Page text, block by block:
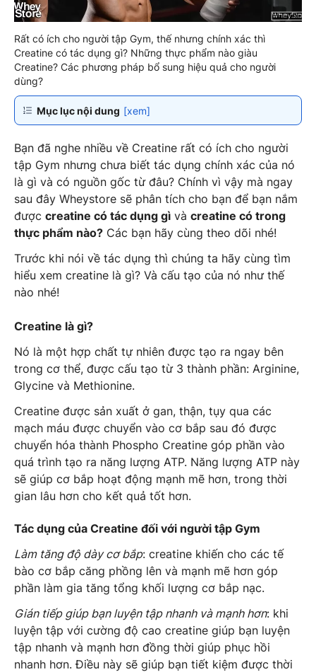
Rất có ích cho người tập Gym, thế nhưng chính xác thì
Creatine có tác dụng gì? Những thực phẩm nào giàu
Creatine? Các phương pháp bổ sung hiệu quả cho người
dùng?
Mục lục nội dung [xem]
Bạn đã nghe nhiều về Creatine rất có ích cho người
tập Gym nhưng chưa biết tác dụng chính xác của nó
là gì và có nguồn gốc từ đâu? Chính vì vậy mà ngay
sau đây Wheystore sẽ phân tích cho bạn để bạn nắm
được creatine có tác dụng gì và creatine có trong
thực phẩm nào? Các bạn hãy cùng theo dõi nhé!
Trước khi nói về tác dụng thì chúng ta hãy cùng tìm
hiểu xem creatine là gì? Và cấu tạo của nó như thế
nào nhé!
Creatine là gì?
Nó là một hợp chất tự nhiên được tạo ra ngay bên
trong cơ thể, được cấu tạo từ 3 thành phần: Arginine,
Glycine và Methionine.
Creatine được sản xuất ở gan, thận, tụy qua các
mạch máu được chuyển vào cơ bắp sau đó được
chuyển hóa thành Phospho Creatine góp phần vào
quá trình tạo ra năng lượng ATP. Năng lượng ATP này
sẽ giúp cơ bắp hoạt động mạnh mẽ hơn, trong thời
gian lâu hơn cho kết quả tốt hơn.
Tác dụng của Creatine đối với người tập Gym
Làm tăng độ dày cơ bắp: creatine khiến cho các tế
bào cơ bắp căng phồng lên và mạnh mẽ hơn góp
phần làm gia tăng tổng khối lượng cơ bắp nạc.
Gián tiếp giúp bạn luyện tập nhanh và mạnh hơn: khi
luyện tập với cường độ cao creatine giúp bạn luyện
tập nhanh và mạnh hơn đồng thời giúp phục hồi
nhanh hơn. Điều này sẽ giúp bạn tiết kiệm được thời